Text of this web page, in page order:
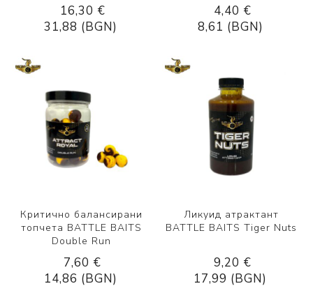
16,30 €
31,88 (BGN)
4,40 €
8,61 (BGN)
Критично балансирани
топчета BATTLE BAITS
Double Run
7,60 €
14,86 (BGN)
Ликуид атрактант
BATTLE BAITS Tiger Nuts
9,20 €
17,99 (BGN)